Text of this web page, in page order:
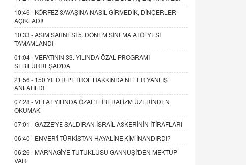
10:46 - KÖRFEZ SAVAŞINA NASIL GİRMEDİK, DİNÇERLER
AÇIKLADI!
10:33 -ASIM SAHNESİ 5. DÖNEM SİNEMA ATÖLYESİ
TAMAMLANDI
01:04 -VEFATININ 33. YILINDA ÖZAL PROGRAMI
SEBİLÜRREŞAD'DA
21:56 - 150 YILDIR PETROL HAKKINDA NELER YANLIŞ
ANLATILDI
07:28 -VEFAT YILINDA ÖZAL'I LİBERALİZM ÜZERİNDEN
OKUMAK
07:01 -GAZZE'YE SALDIRAN İSRAİL ASKERİNİN İTİRAFLARI
06:40 - ENVER'İ TÜRKİSTAN HAYALİNE KİM İNANDIRDI?
06:26 - MARNAGİYE TUTUKLUSU GANNUŞİ'DEN MEKTUP
VAR